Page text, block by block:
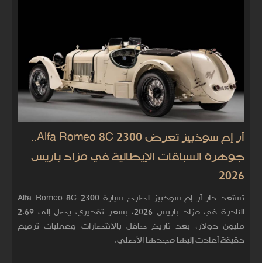
آر إم سوذبيز تعرض Alfa Romeo 8C 2300..
جوهرة السباقات الإيطالية في مزاد باريس
2026
تستعد دار آر إم سوذبيز لطرح سيارة Alfa Romeo 8C 2300
النادرة في مزاد باريس 2026، بسعر تقديري يصل إلى 2.69
مليون دولار، بعد تاريخ حافل بالانتصارات وعمليات ترميم
دقيقة أعادت إليها مجدها الأصلي.